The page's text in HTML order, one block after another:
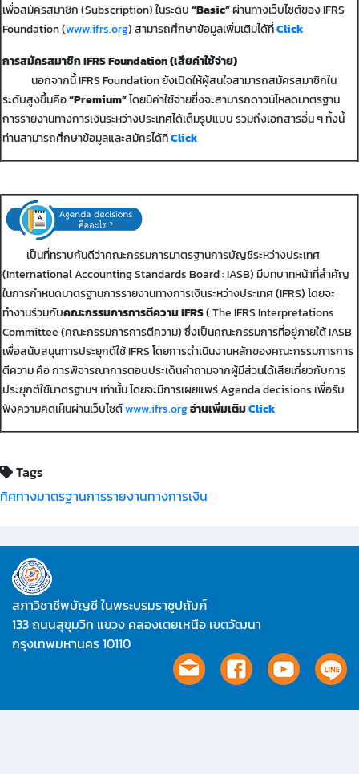
เพื่อสมัครสมาชิก (Subscription) ในระดับ“Basic”ผ่านทางเว็บไซต์ของ IFRS
Foundation (www.ifrs.org) สามารถศึกษาข้อมูลเพิ่มเติมได้ที่Click
การสมัครสมาชิก IFRS Foundation (เสียค่าใช้จ่าย)
นอกจากนี้ IFRS Foundation ยังเปิดให้ผู้สนใจสามารถสมัครสมาชิกใน
ระดับสูงขึ้นคือ“Premium”โดยมีค่าใช้จ่ายซึ่งจะสามารถดาวน์โหลดมาตรฐาน
การรายงานทางการเงินระหว่างประเทศได้เต็มรูปแบบ รวมถึงเอกสารอื่น ๆ ทั้งนี้
ท่านสามารถศึกษาข้อมูลและสมัครได้ที่Click
เป็นที่ทราบกันดีว่าคณะกรรมการมาตรฐานการบัญชีระหว่างประเทศ
(International Accounting Standards Board : IASB) มีบทบาทหน้าที่สำคัญ
ในการกำหนดมาตรฐานการรายงานทางการเงินระหว่างประเทศ (IFRS) โดยจะ
ทำงานร่วมกับคณะกรรมการการตีความIFRS( The IFRS Interpretations
Committee (คณะกรรมการการตีความ) ซึ่งเป็นคณะกรรมการที่อยู่ภายใต้ IASB
เพื่อสนับสนุนการประยุกต์ใช้ IFRS โดยการดำเนินงานหลักของคณะกรรมการการ
ตีความ คือ การพิจารณาการตอบประเด็นคำถามจากผู้มีส่วนได้เสียเกี่ยวกับการ
ประยุกต์ใช้มาตรฐานฯ เท่านั้น โดยจะมีการเผยแพร่ Agenda decisions เพื่อรับ
ฟังความคิดเห็นผ่านเว็บไซต์www.ifrs.orgอ่านเพิ่มเติมClick
Tags
ทิศทางมาตรฐานการรายงานทางการเงิน
สภาวิชาชีพบัญชี ในพระบรมราชูปถัมภ์
133 ถนนสุขุมวิท แขวง คลองเตยเหนือ เขตวัฒนา
กรุงเทพมหานคร 10110